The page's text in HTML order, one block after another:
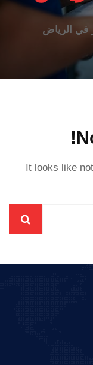
في الرياض
It looks like